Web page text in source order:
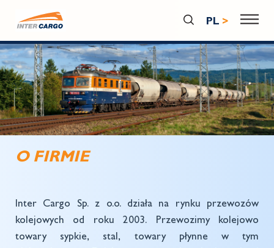
PL
O FIRMIE
Inter Cargo Sp. z o.o. działa na rynku przewozów
kolejowych od roku 2003. Przewozimy kolejowo
towary sypkie, stal, towary płynne w tym